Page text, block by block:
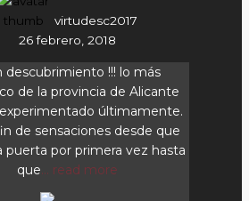
virtudesc2017
26 febrero, 2018
descubrimiento !!! lo más
de la provincia de Alicante
últimamente.
de sensaciones desde que
puerta por primera vez hasta
que... read more